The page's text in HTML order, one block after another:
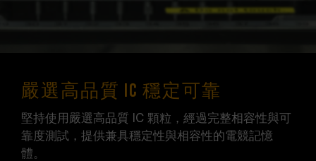
嚴選高品質 IC 穩定可靠
堅持使用嚴選高品質 IC 顆粒，經過完整相容性與可
靠度測試，提供兼具穩定性與相容性的電競記憶
體。